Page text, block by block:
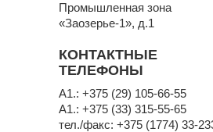
Промышленная зона
«Заозерье-1», д.1
КОНТАКТНЫЕ
ТЕЛЕФОНЫ
A1.: +375 (29) 105-66-55
A1.: +375 (33) 315-55-65
тел./факс: +375 (1774) 33-